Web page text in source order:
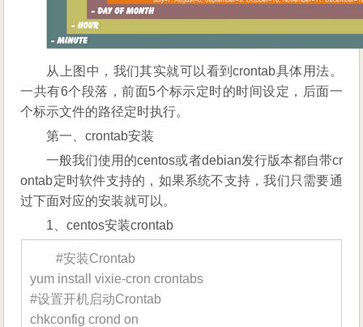
数
实
例
及
常
用
巧
从上图中，我们其实就可以看到crontab具体用法。
一共有6个段落，前面5个标示定时的时间设定，后面一
个标示文件的路径定时执行。
第一、crontab安装
一般我们使用的centos或者debian发行版本都自带cr
ontab定时软件支持的，如果系统不支持，我们只需要通
过下面对应的安装就可以。
1、centos安装crontab
#安装Crontab
yum install vixie-cron crontabs
#设置开机启动Crontab
chkconfig crond on